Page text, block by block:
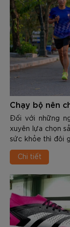
Chạy bộ nên
Đối với những
xuyên lựa chọn
sức khỏe thì đôi
giúp cải thiện
thương dai
để chọn được
Chi tiết